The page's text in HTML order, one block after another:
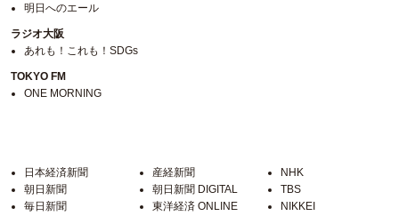
明日へのエール
ラジオ大阪
あれも！これも！SDGs
TOKYO FM
ONE MORNING
日本経済新聞
朝日新聞
毎日新聞
産経新聞
朝日新聞 DIGITAL
東洋経済 ONLINE
NHK
TBS
NIKKEI